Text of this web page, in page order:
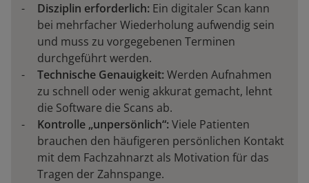
Disziplin erforderlich: Ein digitaler Scan kann
bei mehrfacher Wiederholung aufwendig sein
und muss zu vorgegebenen Terminen
durchgeführt werden.
Technische Genauigkeit:Werden Aufnahmen
zu schnell oder wenig akkurat gemacht, lehnt
die Software die Scans ab.
Kontrolle „unpersönlich“:Viele Patienten
brauchen den häufigeren persönlichen Kontakt
mit dem Fachzahnarzt als Motivation für das
Tragen der Zahnspange.